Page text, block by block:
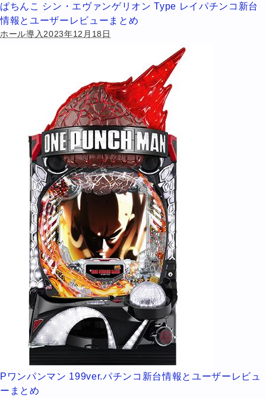
ぱちんこ シン・エヴァンゲリオン Type レイパチンコ新台
情報とユーザーレビューまとめ
ホール導入2023年12月18日
Pワンパンマン 199ver.パチンコ新台情報とユーザーレビュ
ーまとめ